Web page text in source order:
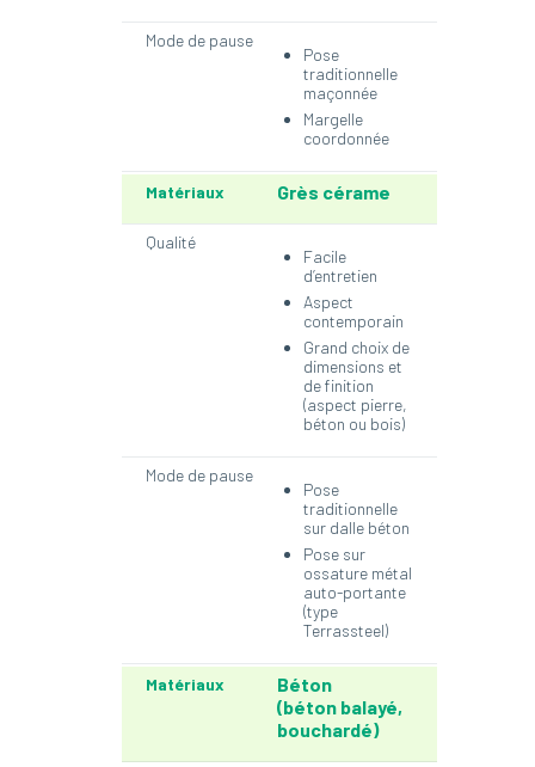
Mode de pause
Pose
traditionnelle
maçonnée
Margelle
coordonnée
Matériaux Grès cérame
Qualité
Facile
d’entretien
Aspect
contemporain
Grand choix de
dimensions et
de finition
(aspect pierre,
béton ou bois)
Mode de pause
Pose
traditionnelle
sur dalle béton
Pose sur
ossature métal
auto-portante
(type
Terrassteel)
Matériaux
Béton
(béton balayé,
bouchardé)